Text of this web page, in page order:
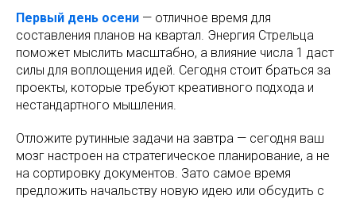
Первый день осени — отличное время для
составления планов на квартал. Энергия Стрельца
поможет мыслить масштабно, а влияние числа 1 даст
силы для воплощения идей. Сегодня стоит браться за
проекты, которые требуют креативного подхода и
нестандартного мышления.
Отложите рутинные задачи на завтра — сегодня ваш
мозг настроен на стратегическое планирование, а не
на сортировку документов. Зато самое время
предложить начальству новую идею или обсудить с